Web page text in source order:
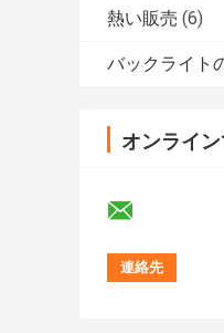
熱い販売 (6)
バックライト
オンライ